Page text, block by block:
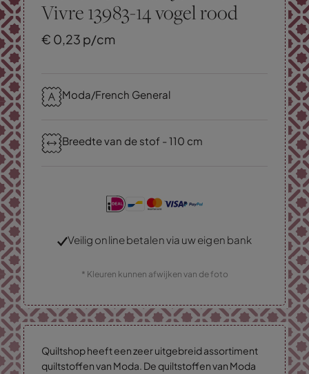
Vivre 13983-14 vogel rood
€ 0,23 p/cm
Moda/French General
Breedte van de stof - 110 cm
Veilig online betalen via uw eigen bank
* Kleuren kunnen afwijken van de foto
Quiltshop heeft een zeer uitgebreid assortiment
quiltstoffen van Moda. De quiltstoffen van Moda